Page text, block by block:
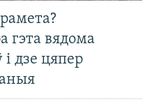
гэта вядома
і дзе цяпер